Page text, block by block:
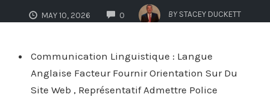
MAY 10, 2026 0
COMMENTS
BY STACEY DUCKETT
Communication Linguistique : Langue
Anglaise Facteur Fournir Orientation Sur Du
Site Web , Représentatif Admettre Police